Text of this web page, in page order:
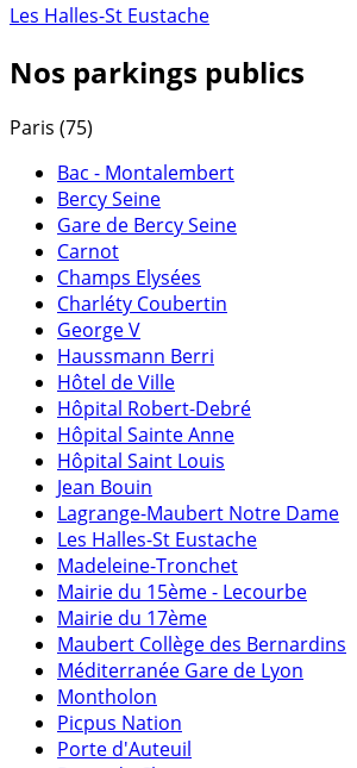
Les Halles-St Eustache
Nos parkings publics
Paris (75)
Bac - Montalembert
Bercy Seine
Gare de Bercy Seine
Carnot
Champs Elysées
Charléty Coubertin
George V
Haussmann Berri
Hôtel de Ville
Hôpital Robert-Debré
Hôpital Sainte Anne
Hôpital Saint Louis
Jean Bouin
Lagrange-Maubert Notre Dame
Les Halles-St Eustache
Madeleine-Tronchet
Mairie du 15ème - Lecourbe
Mairie du 17ème
Maubert Collège des Bernardins
Méditerranée Gare de Lyon
Montholon
Picpus Nation
Porte d'Auteuil